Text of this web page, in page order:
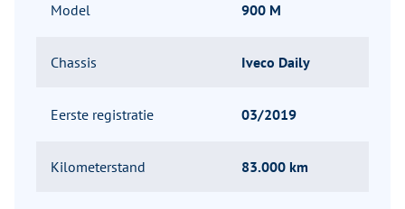
Model 900 M
Chassis Iveco Daily
Eerste registratie 03/2019
Kilometerstand 83.000 km